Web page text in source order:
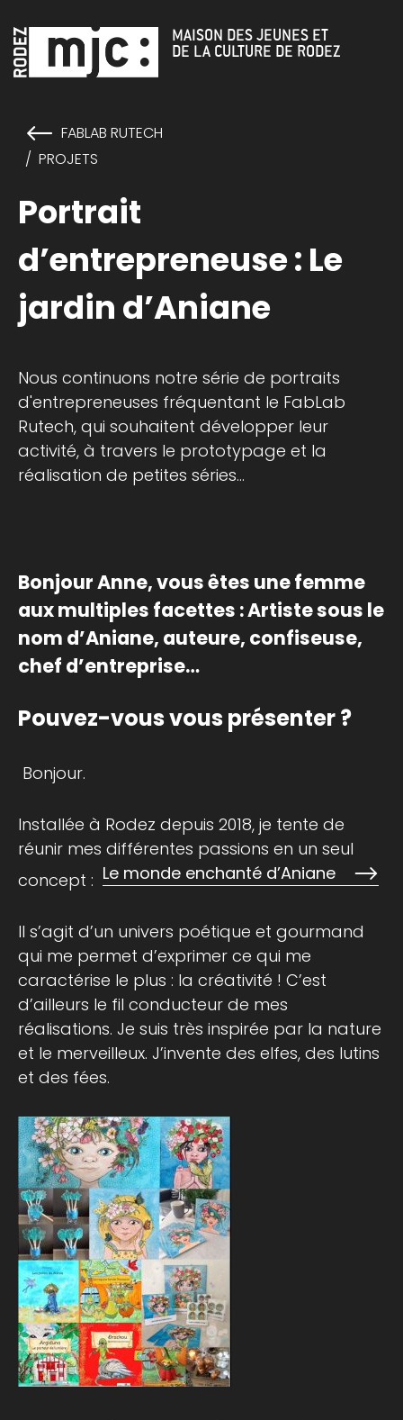
MAISON DES JEUNES ET
DE LA CULTURE DE RODEZ
FABLAB RUTECH
PROJETS
Portrait
d’entrepreneuse : Le
jardin d’Aniane
Nous continuons notre série de portraits
d'entrepreneuses fréquentant le FabLab
Rutech, qui souhaitent développer leur
activité, à travers le prototypage et la
réalisation de petites séries...
Bonjour Anne, vous êtes une femme
aux multiples facettes : Artiste sous le
nom d’Aniane, auteure, confiseuse,
chef d’entreprise…
Pouvez-vous vous présenter ?
Bonjour.
Installée à Rodez depuis 2018, je tente de
réunir mes différentes passions en un seul
concept : Le monde enchanté d’Aniane
Il s’agit d’un univers poétique et gourmand
qui me permet d’exprimer ce qui me
caractérise le plus : la créativité ! C’est
d’ailleurs le fil conducteur de mes
réalisations. Je suis très inspirée par la nature
et le merveilleux. J’invente des elfes, des lutins
et des fées.